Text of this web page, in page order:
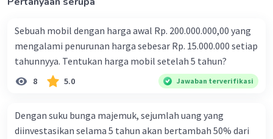
Jadi, jawaban atas pertanyaan tersebut adalah 5040
Apakah ada pertanyaan lain mengenai soal ini?
Semoga penjelasan ini membantu!
Balas
Sebuah mobil dengan harga awal Rp. 200.000.000,00 yang
mengalami penurunan harga sebesar Rp. 15.000.000 setiap
tahunnyya. Tentukan harga mobil setelah 5 tahun?
8 5.0 Jawaban terverifikasi
Dengan suku bunga majemuk, sejumlah uang yang
diinvestasikan selama 5 tahun akan bertambah 50% dari